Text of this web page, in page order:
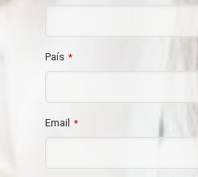
País *
Email *